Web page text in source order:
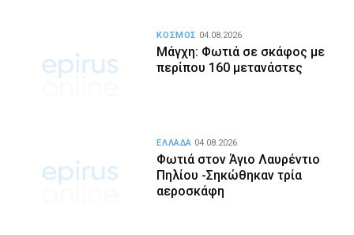
Μάγχη: Φωτιά σε σκάφος με
περίπου 160 μετανάστες
ΚΟΣΜΟΣ 04.08.2026
Φωτιά στον Άγιο Λαυρέντιο
Πηλίου -Σηκώθηκαν τρία
αεροσκάφη
ΕΛΛΑΔΑ 04.08.2026